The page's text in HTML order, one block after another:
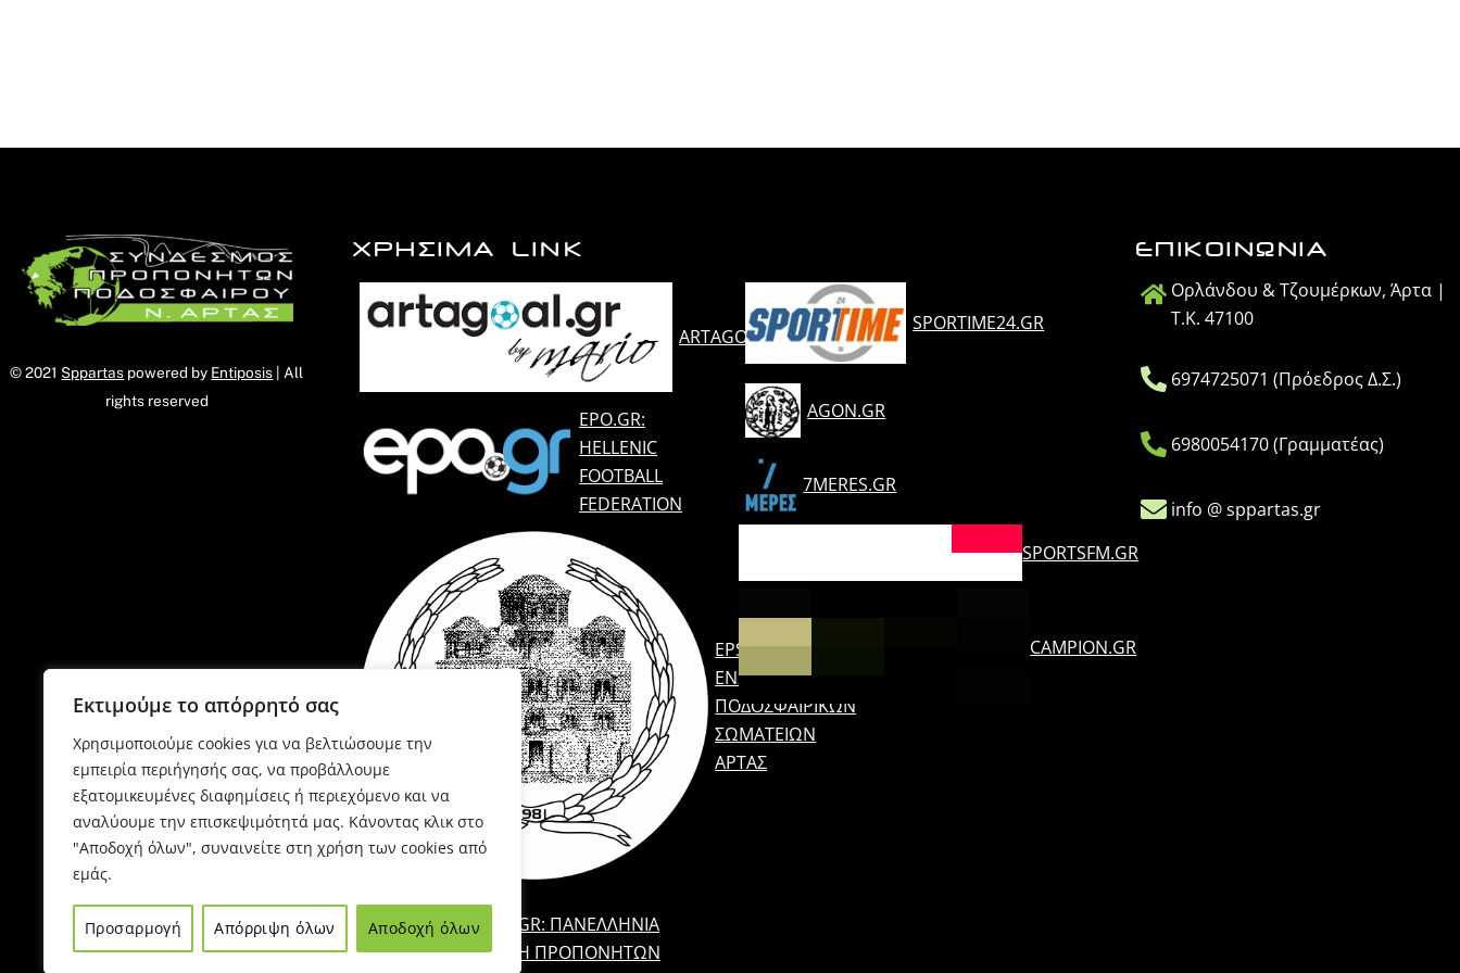
Εκτιμούμε το απόρρητό σας
Χρησιμοποιούμε cookies για να βελτιώσουμε την
εμπειρία περιήγησής σας, να προβάλλουμε
εξατομικευμένες διαφημίσεις ή περιεχόμενο και να
αναλύουμε την επισκεψιμότητά μας. Κάνοντας κλικ στο
"Αποδοχή όλων", συναινείτε στη χρήση των cookies από
εμάς.
Προσαρμογή Απόρριψη όλων Αποδοχή όλων
© 2021 Sppartas powered by Entiposis | All
rights reserved
ΧΡΗΣΙΜΑ LINK
ARTAGOAL.GR
EPO.GR:
HELLENIC
FOOTBALL
FEDERATION
EPSARTAS.GR:
ΈΝΩΣΗ
ΠΟΔΟΣΦΑΙΡΙΚΏΝ
ΣΩΜΑΤΕΊΩΝ
ΆΡΤΑΣ
PEPP.GR: ΠΑΝΕΛΛΉΝΙΑ
ΈΝΩΣΗ ΠΡΟΠΟΝΗΤΏΝ
SPORTIME24.GR
AGON.GR
7MERES.GR
SPORTSFM.GR
CAMPION.GR
ΕΠΙΚΟΙΝΩΝΙΑ
Ορλάνδου & Τζουμέρκων, Άρτα |
Τ.Κ. 47100
6974725071 (Πρόεδρος Δ.Σ.)
6980054170 (Γραμματέας)
info @ sppartas.gr